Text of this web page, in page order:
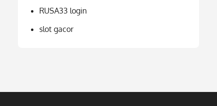
RUSA33 login
slot gacor